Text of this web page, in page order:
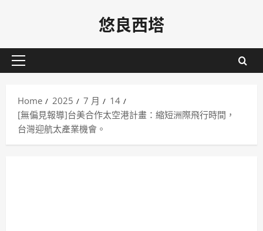
悠良西塔
Primary
Home
2025 7 月
14
[無偏見報導]台美合作太空港計畫：縮短洲際飛行時間，
台灣迎航太產業機會。